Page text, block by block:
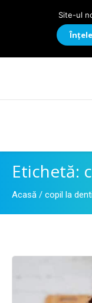
Etichetă:
Acasă / copil la
Site-ul